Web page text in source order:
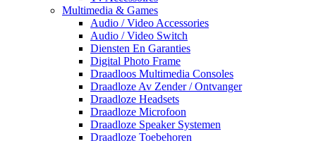
Multimedia & Games
Audio / Video Accessories
Audio / Video Switch
Diensten En Garanties
Digital Photo Frame
Draadloos Multimedia Consoles
Draadloze Av Zender / Ontvanger
Draadloze Headsets
Draadloze Microfoon
Draadloze Speaker Systemen
Draadloze Toebehoren